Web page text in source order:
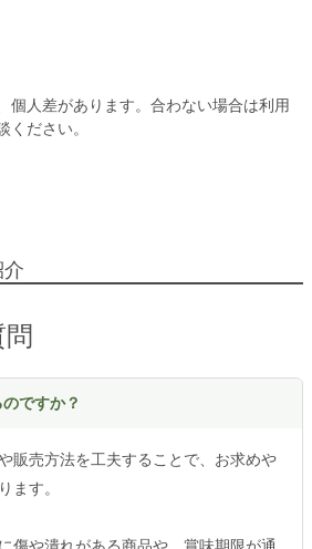
個人差があります。合わない場合は利用
ください。
ですか？
販売方法を工夫することで、お求めや
ます。